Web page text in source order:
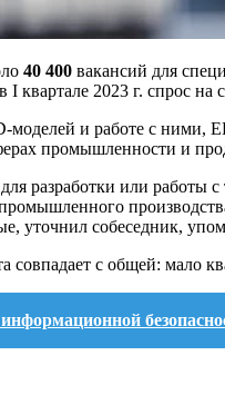
40 400 вакансий для
квартале 2023 г. спрос
и работе с ними,
промышленности и
разработки или
уточнил собеседник,
с общей: мало